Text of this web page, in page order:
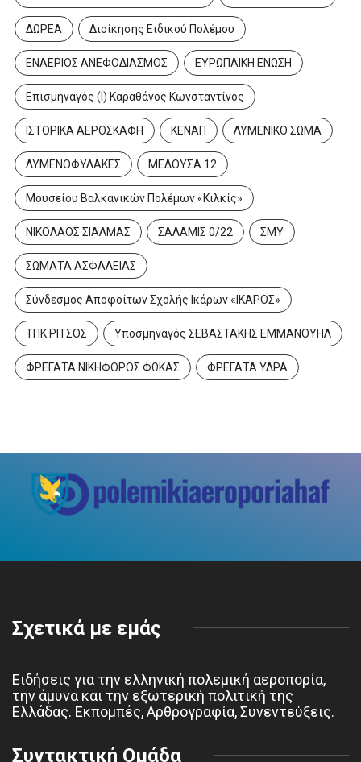
ΔΩΡΕΑ Διοίκησης Ειδικού Πολέμου
ΕΝΑΕΡΙΟΣ ΑΝΕΦΟΔΙΑΣΜΟΣ ΕΥΡΩΠΑΙΚΗ ΕΝΩΣΗ
Επισμηναγός (Ι) Καραθάνος Κωνσταντίνος
ΙΣΤΟΡΙΚΑ ΑΕΡΟΣΚΑΦΗ ΚΕΝΑΠ ΛΥΜΕΝΙΚΟ ΣΩΜΑ
ΛΥΜΕΝΟΦΥΛΑΚΕΣ ΜΕΔΟΥΣΑ 12
Μουσείου Βαλκανικών Πολέμων «Κιλκίς»
ΝΙΚΟΛΑΟΣ ΣΙΑΛΜΑΣ ΣΑΛΑΜΙΣ 0/22 ΣΜΥ
ΣΩΜΑΤΑ ΑΣΦΑΛΕΙΑΣ
Σύνδεσμος Αποφοίτων Σχολής Ικάρων «ΙΚΑΡΟΣ»
ΤΠΚ ΡΙΤΣΟΣ Υποσμηναγός ΣΕΒΑΣΤΑΚΗΣ ΕΜΜΑΝΟΥΗΛ
ΦΡΕΓΑΤΑ ΝΙΚΗΦΟΡΟΣ ΦΩΚΑΣ ΦΡΕΓΑΤΑ ΥΔΡΑ
Σχετικά με εμάς
Ειδήσεις για την ελληνική πολεμική αεροπορία,
την άμυνα και την εξωτερική πολιτική της
Ελλάδας. Εκπομπές, Αρθρογραφία, Συνεντεύξεις.
Συντακτική Ομάδα